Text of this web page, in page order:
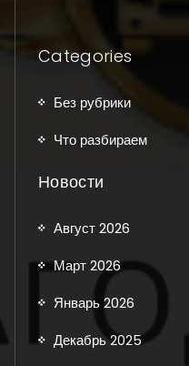
Categories
Без рубрики
Что разбираем
Новости
Август 2026
Март 2026
Январь 2026
Декабрь 2025